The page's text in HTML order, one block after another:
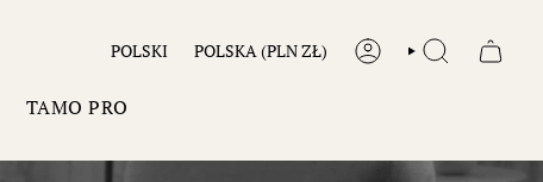
JĘZYK
POLSKI WALUTA POLSKA (PLN ZŁ) KONTO SZUKAJ
TAMO PRO